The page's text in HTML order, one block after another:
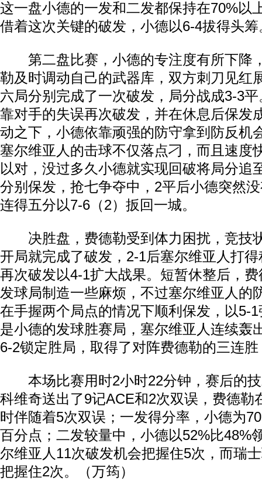
这一盘小德的一发和二发都保持在70%以
借着这次关键的破发，小德以6-4拔得头筹
第二盘比赛，小德的专注度有所下降
勒及时调动自己的武器库，双方刺刀见红
六局分别完成了一次破发，局分战成3-3
靠对手的失误再次破发，并在休息后保发
动之下，小德依靠顽强的防守拿到防反机
塞尔维亚人的击球不仅落点刁，而且速度
以对，没过多久小德就实现回破将局分追
分别保发，抢七争夺中，2平后小德突然
连得五分以7-6（2）扳回一城。
决胜盘，费德勒受到体力困扰，竞技
开局就完成了破发，2-1后塞尔维亚人打
再次破发以4-1扩大战果。短暂休整后，
发球局制造一些麻烦，不过塞尔维亚人的
在手握两个局点的情况下顺利保发，以5-
是小德的发球胜赛局，塞尔维亚人连续轰
6-2锁定胜局，取得了对阵费德勒的三连
本场比赛用时2小时22分钟，赛后的技
科维奇送出了9记ACE和2次双误，费德勒
时伴随着5次双误；一发得分率，小德为
百分点；二发较量中，小德以52%比48%
尔维亚人11次破发机会把握住5次，而瑞
把握住2次。（万筠）